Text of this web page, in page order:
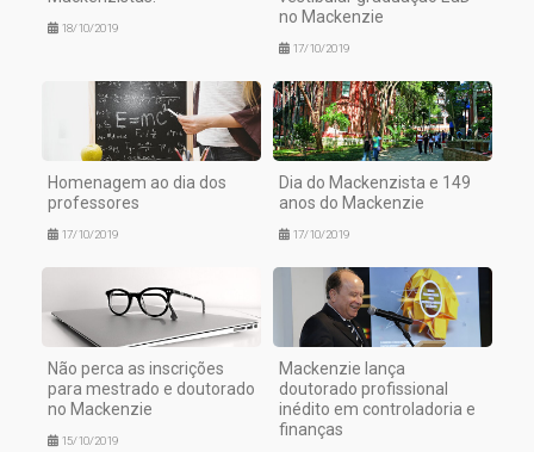
18/10/2019
no Mackenzie
17/10/2019
Homenagem ao dia dos
professores
17/10/2019
Dia do Mackenzista e 149
anos do Mackenzie
17/10/2019
Não perca as inscrições
para mestrado e doutorado
no Mackenzie
15/10/2019
Mackenzie lança
doutorado profissional
inédito em controladoria e
finanças